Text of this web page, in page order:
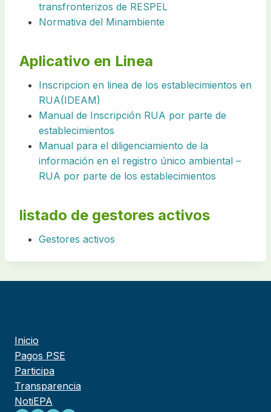
transfronterizos de RESPEL
Normativa del Minambiente
Aplicativo en Linea
Inscripcion en linea de los establecimientos en
RUA(IDEAM)
Manual de Inscripción RUA por parte de
establecimientos
Manual para el diligenciamiento de la
información en el registro único ambiental –
RUA por parte de los establecimientos
listado de gestores activos
Gestores activos
Inicio
Pagos PSE
Participa
Transparencia
NotiEPA